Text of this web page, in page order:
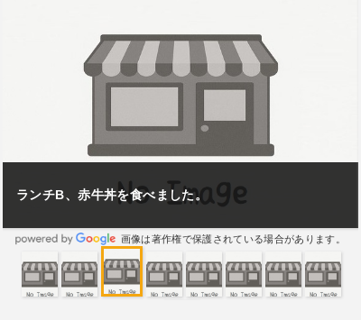
ランチB、赤牛丼を食べました。
画像は著作権で保護されている場合があります。